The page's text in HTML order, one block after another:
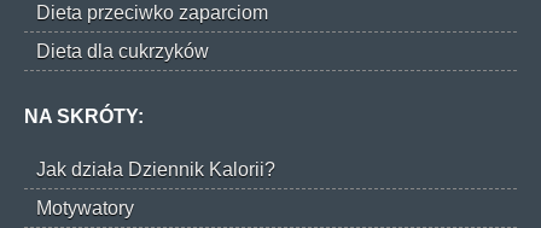
Dieta przeciwko zaparciom
Dieta dla cukrzyków
NA SKRÓTY:
Jak działa Dziennik Kalorii?
Motywatory